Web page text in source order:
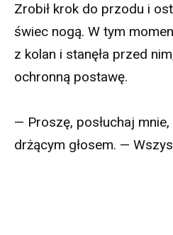
Zrobił krok do przodu i
świec nogą. W tym
z kolan i stanęła przed
ochronną postawę.
— Proszę, posłuchaj
drżącym głosem. —